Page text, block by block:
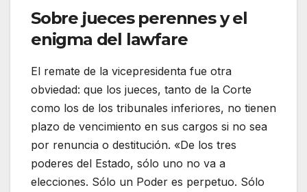
Sobre jueces perennes y el
enigma del lawfare
El remate de la vicepresidenta fue otra
obviedad: que los jueces, tanto de la Corte
como los de los tribunales inferiores, no tienen
plazo de vencimiento en sus cargos si no sea
por renuncia o destitución. «De los tres
poderes del Estado, sólo uno no va a
elecciones. Sólo un Poder es perpetuo. Sólo